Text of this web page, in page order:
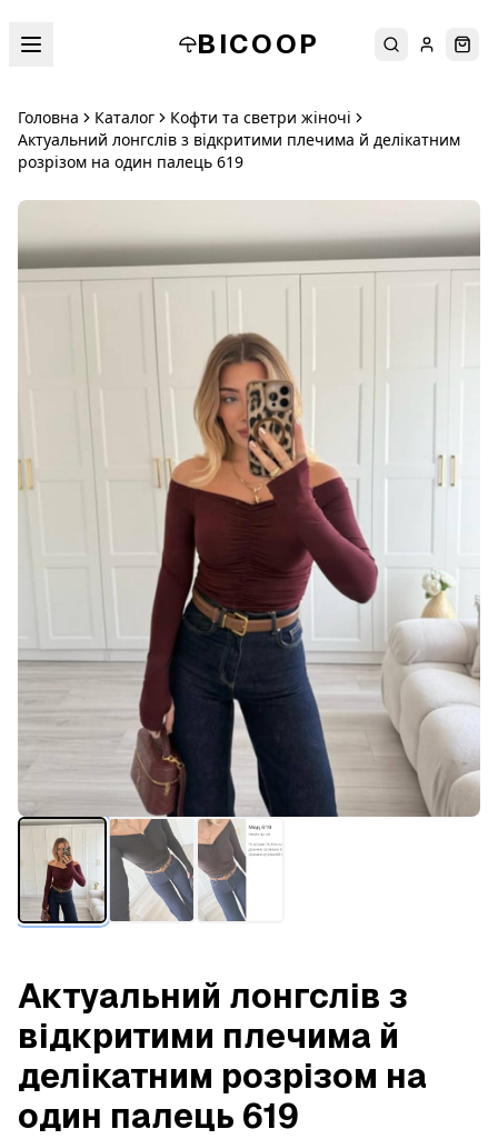
BICOOP ПошукУвійти
Головна Каталог
Кофти та светри жіночі
Актуальний лонгслів з відкритими плечима й делікатним
розрізом на один палець 619
Актуальний лонгслів з
відкритими плечима й
делікатним розрізом на
один палець 619